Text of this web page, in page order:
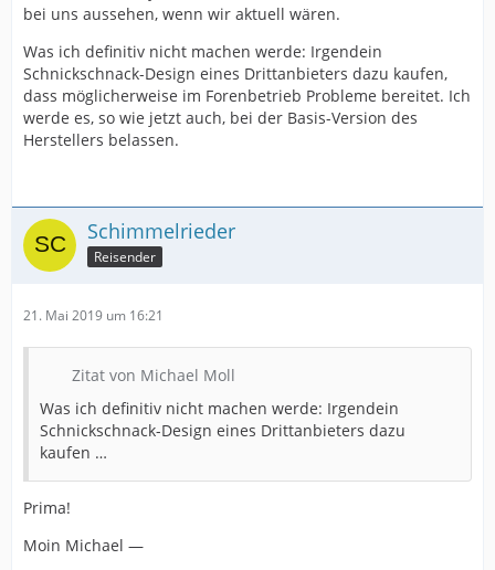
bei uns aussehen, wenn wir aktuell wären.
Was ich definitiv nicht machen werde: Irgendein
Schnickschnack-Design eines Drittanbieters dazu kaufen,
dass möglicherweise im Forenbetrieb Probleme bereitet. Ich
werde es, so wie jetzt auch, bei der Basis-Version des
Herstellers belassen.
Schimmelrieder
Reisender
21. Mai 2019 um 16:21
Zitat von Michael Moll
Was ich definitiv nicht machen werde: Irgendein
Schnickschnack-Design eines Drittanbieters dazu
kaufen …
Prima!
Moin Michael —